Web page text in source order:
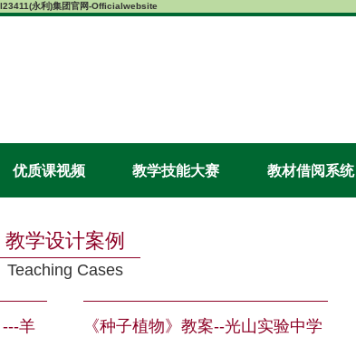
永利)集团官网-Officialwebsite
优质课视频 教学技能大赛 教材借阅系统
教学设计案例
Teaching Cases
---羊
《种子植物》教案--光山实验中学